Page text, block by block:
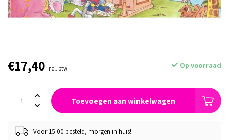
€17,40 Incl. btw Op voorraad
Toevoegen aan winkelwagen
Voor 15:00 besteld, morgen in huis!